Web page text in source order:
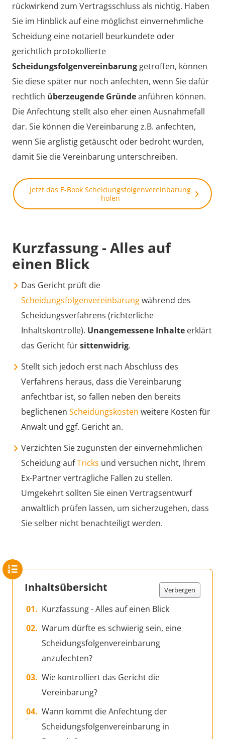
rückwirkend zum Vertragsschluss als nichtig. Haben
Sie im Hinblick auf eine möglichst einvernehmliche
Scheidung eine notariell beurkundete oder
gerichtlich protokollierte
Scheidungsfolgenvereinbarung getroffen, können
Sie diese später nur noch anfechten, wenn Sie dafür
rechtlich überzeugende Gründeanführen können.
Die Anfechtung stellt also eher einen Ausnahmefall
dar. Sie können die Vereinbarung z.B. anfechten,
wenn Sie arglistig getäuscht oder bedroht wurden,
damit Sie die Vereinbarung unterschreiben.
Jetzt das E-Book Scheidungsfolgenvereinbarung
holen
Kurzfassung - Alles auf
einen Blick
Das Gericht prüft die
Scheidungsfolgenvereinbarungwährend des
Scheidungsverfahrens (richterliche
Inhaltskontrolle). Unangemessene Inhalte erklärt
das Gericht fürsittenwidrig.
Stellt sich jedoch erst nach Abschluss des
Verfahrens heraus, dass die Vereinbarung
anfechtbar ist, so fallen neben den bereits
beglichenen Scheidungskosten weitere Kosten für
Anwalt und ggf. Gericht an.
Verzichten Sie zugunsten der einvernehmlichen
Scheidung aufTricks und versuchen nicht, Ihrem
Ex-Partner vertragliche Fallen zu stellen.
Umgekehrt sollten Sie einen Vertragsentwurf
anwaltlich prüfen lassen, um sicherzugehen, dass
Sie selber nicht benachteiligt werden.
Inhaltsübersicht Verbergen
Kurzfassung - Alles auf einen Blick
Warum dürfte es schwierig sein, eine
Scheidungsfolgenvereinbarung
anzufechten?
Wie kontrolliert das Gericht die
Vereinbarung?
Wann kommt die Anfechtung der
Scheidungsfolgenvereinbarung in